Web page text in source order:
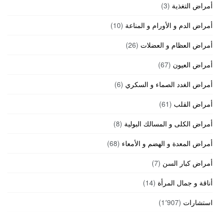
أمراض التغذية (3)
أمراض الدم و الأورام و المناعة (10)
أمراض العظام و العضلات (26)
أمراض العيون (67)
أمراض الغدد الصماء و السكري (6)
أمراض القلب (61)
أمراض الكلى و المسالك البولية (8)
أمراض المعدة و الهضم و الأمعاء (68)
أمراض كبار السن (7)
أناقة و جمال المرأة (14)
استشارات (1٬907)